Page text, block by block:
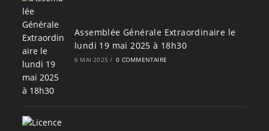
Assemblée Générale Extraordinaire le
lundi 19 mai 2025 à 18h30
6 MAI 2025 / 0 COMMENTAIRE